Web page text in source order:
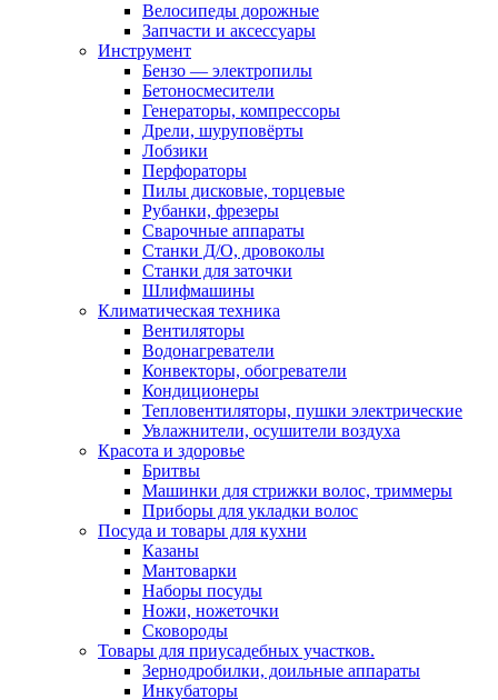
Велосипеды дорожные
Запчасти и аксессуары
Инструмент
Бензо — электропилы
Бетоносмесители
Генераторы, компрессоры
Дрели, шуруповёрты
Лобзики
Перфораторы
Пилы дисковые, торцевые
Рубанки, фрезеры
Сварочные аппараты
Станки Д/О, дровоколы
Станки для заточки
Шлифмашины
Климатическая техника
Вентиляторы
Водонагреватели
Конвекторы, обогреватели
Кондиционеры
Тепловентиляторы, пушки электрические
Увлажнители, осушители воздуха
Красота и здоровье
Бритвы
Машинки для стрижки волос, триммеры
Приборы для укладки волос
Посуда и товары для кухни
Казаны
Мантоварки
Наборы посуды
Ножи, ножеточки
Сковороды
Товары для приусадебных участков.
Зернодробилки, доильные аппараты
Инкубаторы